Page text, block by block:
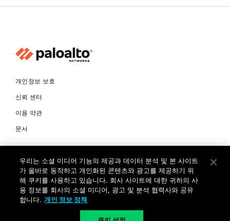
개인정보 보호
신뢰 센터
이용 약관
문서
Networks Korea, Ltd. All rights reserved. 여러 가지 상표에 대한
소유권은 각 소유자에게 있습니다. 사업자 등록번호: 120-87-72963.
대표자 : 제프리찰스트루 서울특별시 서초구 서초대로74길 4, 1층 (삼성
생명 서초타워) TEL: +82-2-568-4353
우리는 소셜 미디어 기능의 제공과 데이터 분석 및 본 사이트
가 올바로 동작하고 개인화된 콘텐츠와 광고를 제공하기 위
해 쿠키를 사용하고 있습니다. 회사 사이트에 대한 귀하의 사
용 정보를 회사의 소셜 미디어, 광고 및 분석 협력사와 공유
합니다. 개인 정보 정책